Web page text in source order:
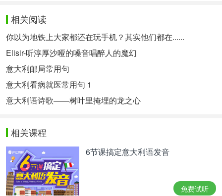
相关阅读
你以为地铁上大家都还在玩手机？其实他们都在......
Elisir-听淳厚沙哑的嗓音唱醉人的魔幻
意大利邮局常用句
意大利看病就医常用句 1
意大利语诗歌——树叶里掩埋的龙之心
相关课程
6节课搞定意大利语发音
免费试听